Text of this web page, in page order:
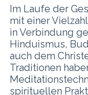
Im Laufe der
mit einer
in Verbindung
Hinduismus,
auch dem
Traditionen
spirituellen